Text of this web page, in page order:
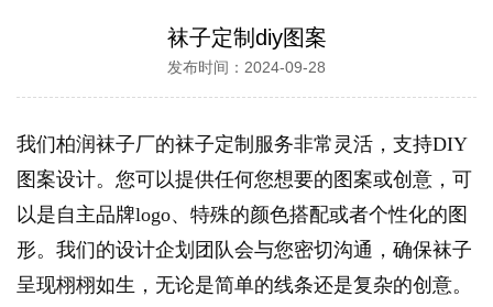
袜子定制diy图案
发布时间：2024-09-28
我们柏润袜子厂的袜子定制服务非常灵活，支持DIY
图案设计。您可以提供任何您想要的图案或创意，可
以是自主品牌logo、特殊的颜色搭配或者个性化的图
形。我们的设计企划团队会与您密切沟通，确保袜子
呈现栩栩如生，无论是简单的线条还是复杂的创意。